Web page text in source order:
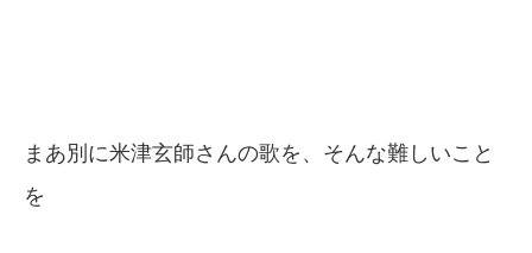
まあ別に米津玄師さんの歌を、そんな難しいこと
を